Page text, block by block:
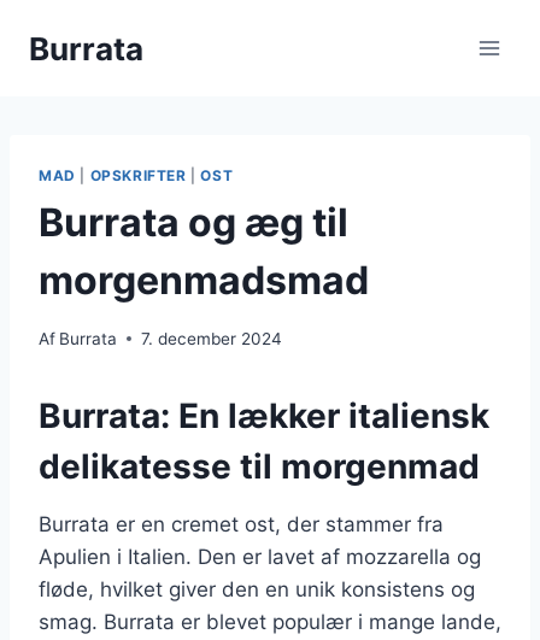
Burrata
MAD OPSKRIFTER |OST
Burrata og æg til
morgenmadsmad
Af Burrata 7. december 2024
Burrata: En lækker italiensk
delikatesse til morgenmad
Burrata er en cremet ost, der stammer fra
Apulien i Italien. Den er lavet af mozzarella og
fløde, hvilket giver den en unik konsistens og
smag. Burrata er blevet populær i mange lande,